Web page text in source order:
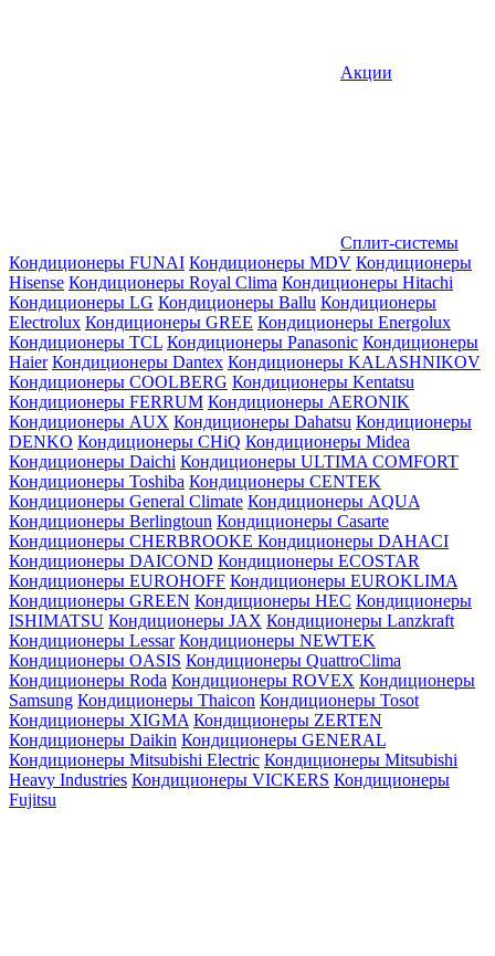
Акции
Сплит-системы
Кондиционеры FUNAI Кондиционеры MDV Кондиционеры
Hisense Кондиционеры Royal Clima Кондиционеры Hitachi
Кондиционеры LG Кондиционеры Ballu Кондиционеры
Electrolux Кондиционеры GREE Кондиционеры Energolux
Кондиционеры TCL Кондиционеры Panasonic Кондиционеры
Haier Кондиционеры Dantex Кондиционеры KALASHNIKOV
Кондиционеры СOOLBERG Кондиционеры Kentatsu
Кондиционеры FERRUM Кондиционеры AERONIK
Кондиционеры AUX Кондиционеры Dahatsu Кондиционеры
DENKO Кондиционеры CHiQ Кондиционеры Midea
Кондиционеры Daichi Кондиционеры ULTIMA COMFORT
Кондиционеры Toshiba Кондиционеры CENTEK
Кондиционеры General Climate Кондиционеры AQUA
Кондиционеры Berlingtoun Кондиционеры Casarte
Кондиционеры CHERBROOKE Кондиционеры DAHACI
Кондиционеры DAICOND Кондиционеры ECOSTAR
Кондиционеры EUROHOFF Кондиционеры EUROKLIMA
Кондиционеры GREEN Кондиционеры HEC Кондиционеры
ISHIMATSU Кондиционеры JAX Кондиционеры Lanzkraft
Кондиционеры Lessar Кондиционеры NEWTEK
Кондиционеры OASIS Кондиционеры QuattroClima
Кондиционеры Roda Кондиционеры ROVEX Кондиционеры
Samsung Кондиционеры Thaicon Кондиционеры Tosot
Кондиционеры XIGMA Кондиционеры ZERTEN
Кондиционеры Daikin Кондиционеры GENERAL
Кондиционеры Mitsubishi Electric Кондиционеры Mitsubishi
Heavy Industries Кондиционеры VICKERS Кондиционеры
Fujitsu